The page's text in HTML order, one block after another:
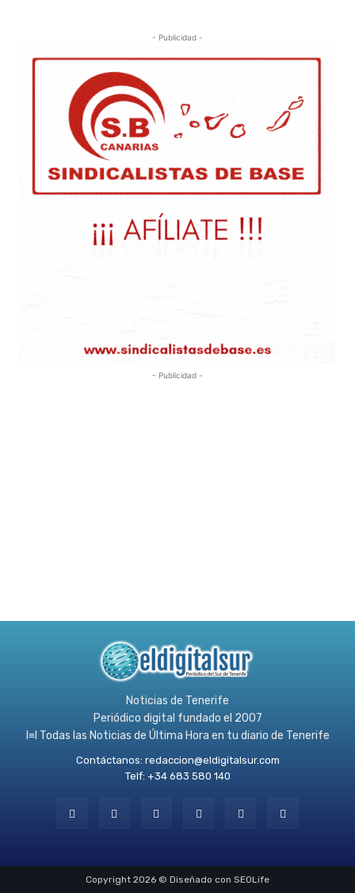
- Publicidad -
- Publicidad -
Noticias de Tenerife
Periódico digital fundado el 2007
l≡l Todas las Noticias de Última Hora en tu diario de Tenerife
Contáctanos: redaccion@eldigitalsur.com
Telf: +34 683 580 140
Copyright 2026 © Diseñado con SEOLife